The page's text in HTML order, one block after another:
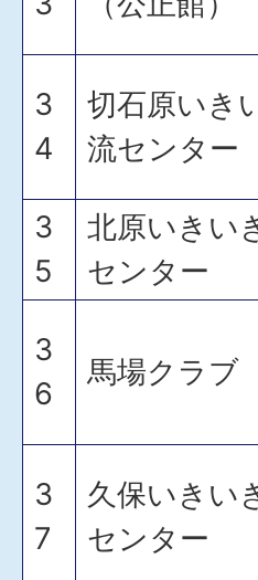
3
4
切石原いき
流センター
3
5
北原いきい
センター
3
6
馬場クラブ
3
7
久保いきい
センター